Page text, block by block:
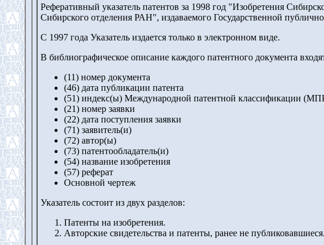
Реферативный указатель патентов за 1998 год "Изобретения
Сибирского отделения РАН", издаваемого Государственной
С 1997 года Указатель издается только в электронном виде.
В библиографическое описание каждого патентного документа
(11) номер документа
(46) дата публикации патента
(51) индекс(ы) Международной патентной классификации
(21) номер заявки
(22) дата поступления заявки
(71) заявитель(и)
(72) автор(ы)
(73) патентообладатель(и)
(54) название изобретения
(57) реферат
Основной чертеж
Указатель состоит из двух разделов:
Патенты на изобретения.
Авторские свидетельства и патенты, ранее не публиковавшиеся.